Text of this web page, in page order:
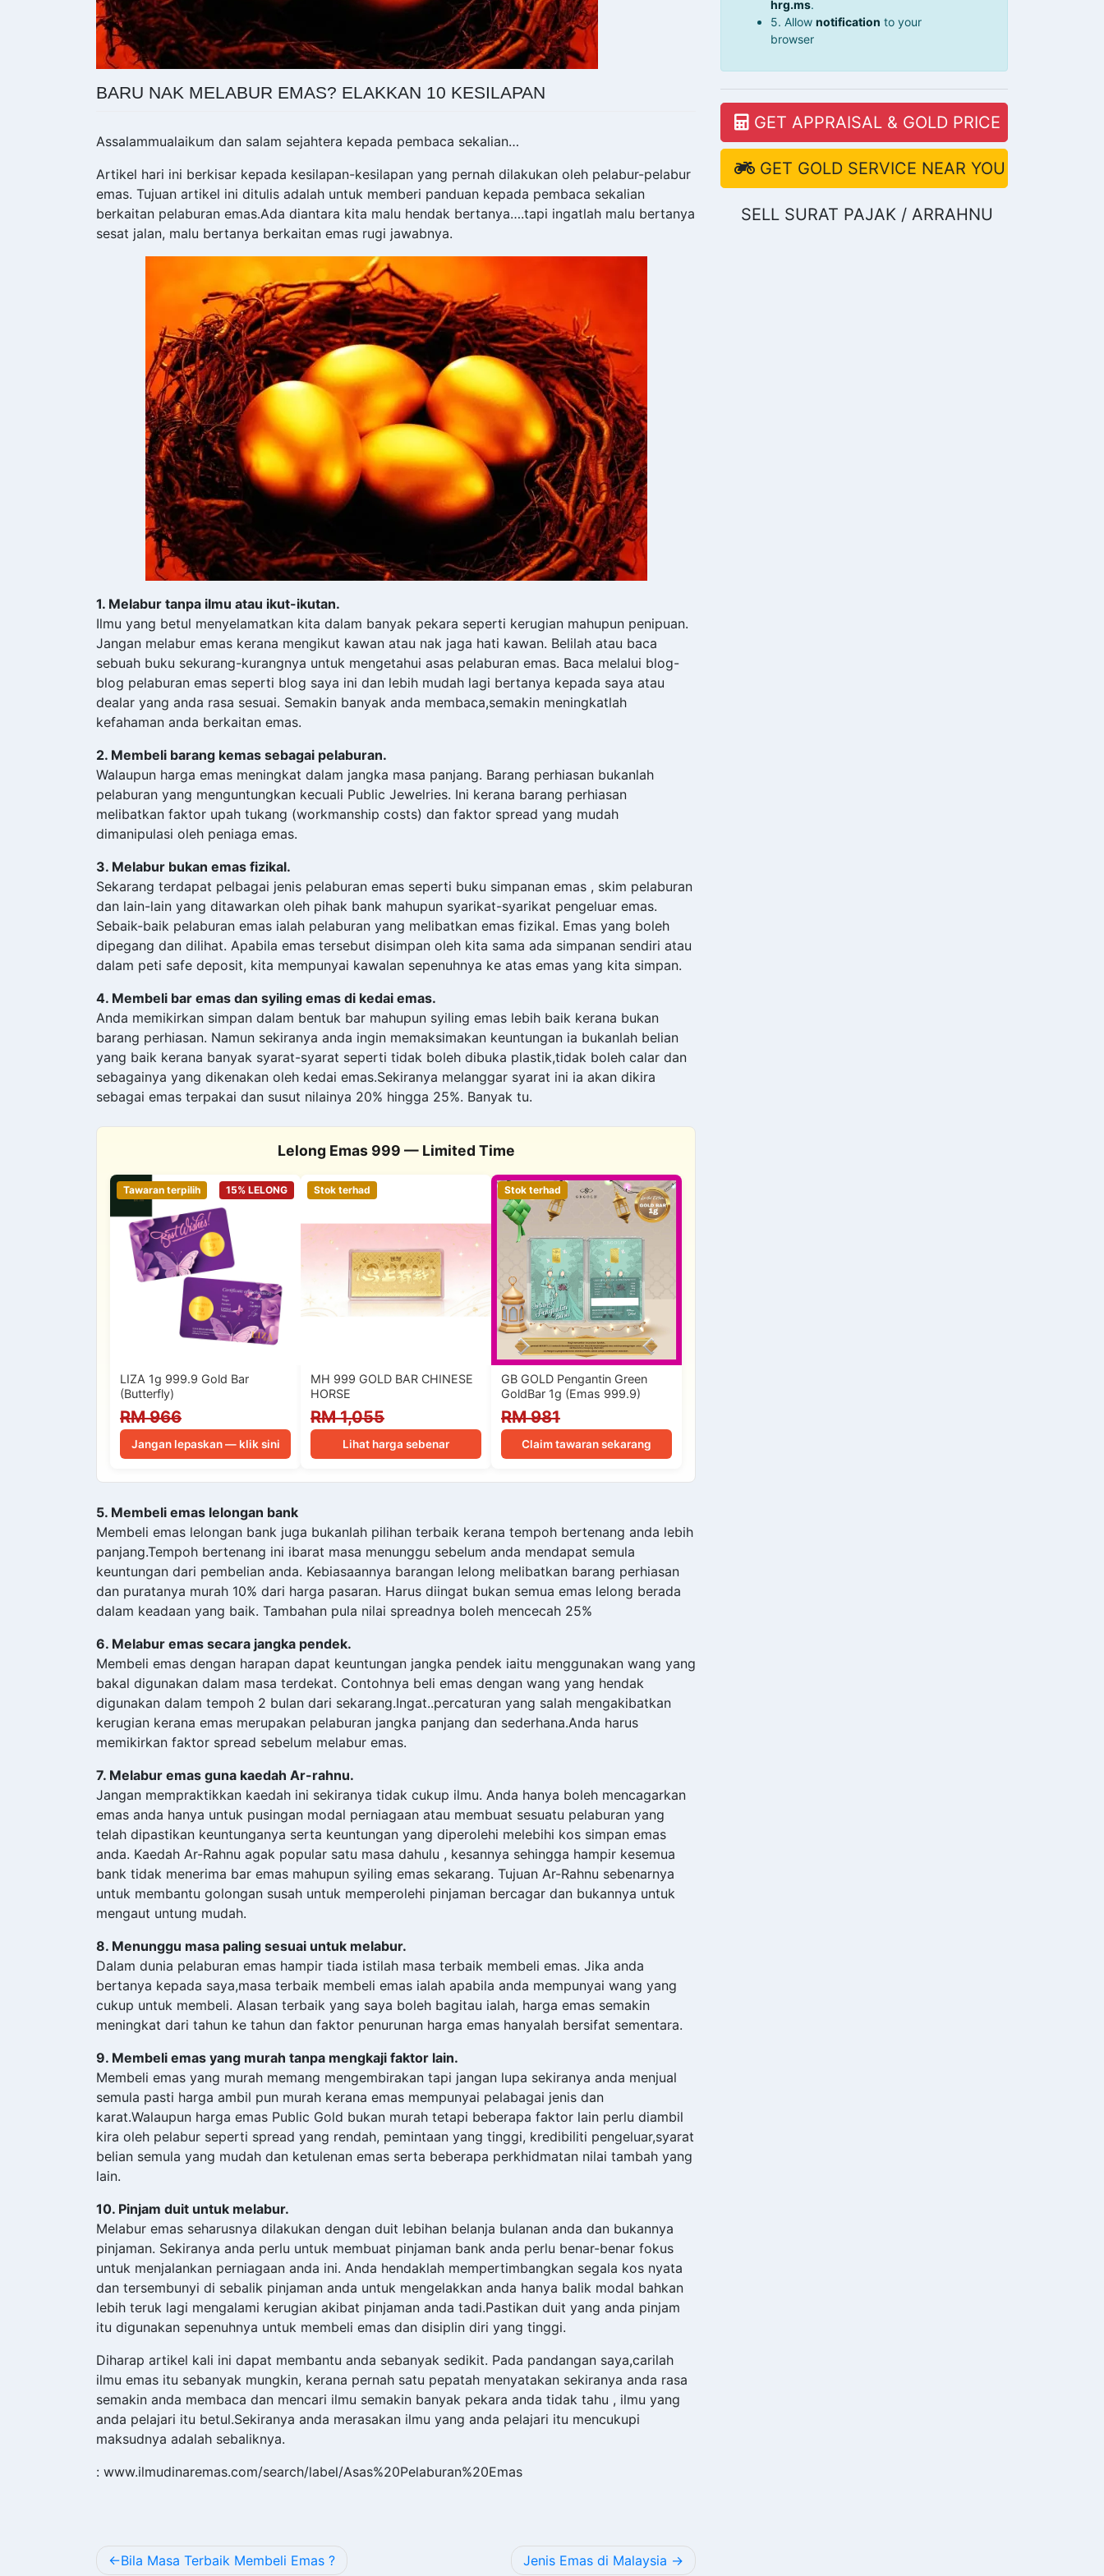
BARU NAK MELABUR EMAS? ELAKKAN 10 KESILAPAN
Assalammualaikum dan salam sejahtera kepada pembaca sekalian…
Artikel hari ini berkisar kepada kesilapan-kesilapan yang pernah dilakukan oleh pelabur-pelabur
emas. Tujuan artikel ini ditulis adalah untuk memberi panduan kepada pembaca sekalian
berkaitan pelaburan emas.Ada diantara kita malu hendak bertanya….tapi ingatlah malu bertanya
sesat jalan, malu bertanya berkaitan emas rugi jawabnya.
1. Melabur tanpa ilmu atau ikut-ikutan.
Ilmu yang betul menyelamatkan kita dalam banyak pekara seperti kerugian mahupun penipuan.
Jangan melabur emas kerana mengikut kawan atau nak jaga hati kawan. Belilah atau baca
sebuah buku sekurang-kurangnya untuk mengetahui asas pelaburan emas. Baca melalui blog-
blog pelaburan emas seperti blog saya ini dan lebih mudah lagi bertanya kepada saya atau
dealar yang anda rasa sesuai. Semakin banyak anda membaca,semakin meningkatlah
kefahaman anda berkaitan emas.
2. Membeli barang kemas sebagai pelaburan.
Walaupun harga emas meningkat dalam jangka masa panjang. Barang perhiasan bukanlah
pelaburan yang menguntungkan kecuali Public Jewelries. Ini kerana barang perhiasan
melibatkan faktor upah tukang (workmanship costs) dan faktor spread yang mudah
dimanipulasi oleh peniaga emas.
3. Melabur bukan emas fizikal.
Sekarang terdapat pelbagai jenis pelaburan emas seperti buku simpanan emas , skim pelaburan
dan lain-lain yang ditawarkan oleh pihak bank mahupun syarikat-syarikat pengeluar emas.
Sebaik-baik pelaburan emas ialah pelaburan yang melibatkan emas fizikal. Emas yang boleh
dipegang dan dilihat. Apabila emas tersebut disimpan oleh kita sama ada simpanan sendiri atau
dalam peti safe deposit, kita mempunyai kawalan sepenuhnya ke atas emas yang kita simpan.
4. Membeli bar emas dan syiling emas di kedai emas.
Anda memikirkan simpan dalam bentuk bar mahupun syiling emas lebih baik kerana bukan
barang perhiasan. Namun sekiranya anda ingin memaksimakan keuntungan ia bukanlah belian
yang baik kerana banyak syarat-syarat seperti tidak boleh dibuka plastik,tidak boleh calar dan
sebagainya yang dikenakan oleh kedai emas.Sekiranya melanggar syarat ini ia akan dikira
sebagai emas terpakai dan susut nilainya 20% hingga 25%. Banyak tu.
Lelong Emas 999 — Limited Time
15% LELONG
Tawaran terpilih
LIZA 1g 999.9 Gold Bar
(Butterfly)
RM 966
Jangan lepaskan — klik sini
Stok terhad
MH 999 GOLD BAR CHINESE
HORSE
RM 1,055
Lihat harga sebenar
Stok terhad
GB GOLD Pengantin Green
GoldBar 1g (Emas 999.9)
RM 981
Claim tawaran sekarang
5. Membeli emas lelongan bank
Membeli emas lelongan bank juga bukanlah pilihan terbaik kerana tempoh bertenang anda lebih
panjang.Tempoh bertenang ini ibarat masa menunggu sebelum anda mendapat semula
keuntungan dari pembelian anda. Kebiasaannya barangan lelong melibatkan barang perhiasan
dan puratanya murah 10% dari harga pasaran. Harus diingat bukan semua emas lelong berada
dalam keadaan yang baik. Tambahan pula nilai spreadnya boleh mencecah 25%
6. Melabur emas secara jangka pendek.
Membeli emas dengan harapan dapat keuntungan jangka pendek iaitu menggunakan wang yang
bakal digunakan dalam masa terdekat. Contohnya beli emas dengan wang yang hendak
digunakan dalam tempoh 2 bulan dari sekarang.Ingat..percaturan yang salah mengakibatkan
kerugian kerana emas merupakan pelaburan jangka panjang dan sederhana.Anda harus
memikirkan faktor spread sebelum melabur emas.
7. Melabur emas guna kaedah Ar-rahnu.
Jangan mempraktikkan kaedah ini sekiranya tidak cukup ilmu. Anda hanya boleh mencagarkan
emas anda hanya untuk pusingan modal perniagaan atau membuat sesuatu pelaburan yang
telah dipastikan keuntunganya serta keuntungan yang diperolehi melebihi kos simpan emas
anda. Kaedah Ar-Rahnu agak popular satu masa dahulu , kesannya sehingga hampir kesemua
bank tidak menerima bar emas mahupun syiling emas sekarang. Tujuan Ar-Rahnu sebenarnya
untuk membantu golongan susah untuk memperolehi pinjaman bercagar dan bukannya untuk
mengaut untung mudah.
8. Menunggu masa paling sesuai untuk melabur.
Dalam dunia pelaburan emas hampir tiada istilah masa terbaik membeli emas. Jika anda
bertanya kepada saya,masa terbaik membeli emas ialah apabila anda mempunyai wang yang
cukup untuk membeli. Alasan terbaik yang saya boleh bagitau ialah, harga emas semakin
meningkat dari tahun ke tahun dan faktor penurunan harga emas hanyalah bersifat sementara.
9. Membeli emas yang murah tanpa mengkaji faktor lain.
Membeli emas yang murah memang mengembirakan tapi jangan lupa sekiranya anda menjual
semula pasti harga ambil pun murah kerana emas mempunyai pelabagai jenis dan
karat.Walaupun harga emas Public Gold bukan murah tetapi beberapa faktor lain perlu diambil
kira oleh pelabur seperti spread yang rendah, pemintaan yang tinggi, kredibiliti pengeluar,syarat
belian semula yang mudah dan ketulenan emas serta beberapa perkhidmatan nilai tambah yang
lain.
10. Pinjam duit untuk melabur.
Melabur emas seharusnya dilakukan dengan duit lebihan belanja bulanan anda dan bukannya
pinjaman. Sekiranya anda perlu untuk membuat pinjaman bank anda perlu benar-benar fokus
untuk menjalankan perniagaan anda ini. Anda hendaklah mempertimbangkan segala kos nyata
dan tersembunyi di sebalik pinjaman anda untuk mengelakkan anda hanya balik modal bahkan
lebih teruk lagi mengalami kerugian akibat pinjaman anda tadi.Pastikan duit yang anda pinjam
itu digunakan sepenuhnya untuk membeli emas dan disiplin diri yang tinggi.
Diharap artikel kali ini dapat membantu anda sebanyak sedikit. Pada pandangan saya,carilah
ilmu emas itu sebanyak mungkin, kerana pernah satu pepatah menyatakan sekiranya anda rasa
semakin anda membaca dan mencari ilmu semakin banyak pekara anda tidak tahu , ilmu yang
anda pelajari itu betul.Sekiranya anda merasakan ilmu yang anda pelajari itu mencukupi
maksudnya adalah sebaliknya.
: www.ilmudinaremas.com/search/label/Asas%20Pelaburan%20Emas
POST
Bila Masa Terbaik Membeli Emas ? Jenis Emas di Malaysia
hrg.ms.
5. Allow notification to your
browser
GET APPRAISAL & GOLD PRICE
GET GOLD SERVICE NEAR YOU
SELL SURAT PAJAK / ARRAHNU